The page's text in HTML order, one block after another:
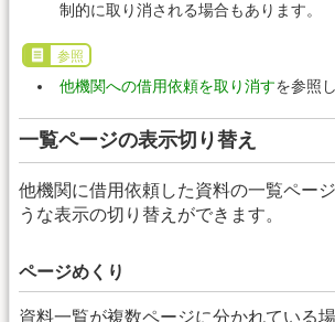
制的に取り消される場合もあります。
参照
他機関への借用依頼を取り消すを参照
一覧ページの表示切り替え
他機関に借用依頼した資料の一覧ペー
うな表示の切り替えができます。
ページめくり
資料一覧が複数ページに分かれている